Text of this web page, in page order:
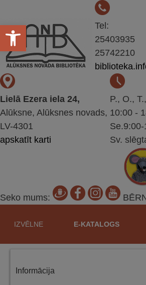
Open toolbar
Tel:
25403935
25742210
Lielā Ezera iela 24,
Alūksne, Alūksnes novads,
LV-4301
apskatīt karti
P., O.,
10:00 -
Sv.
Seko mums:
IZVĒLNE E-KATALOGS
Informācija